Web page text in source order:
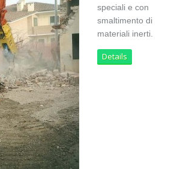
speciali e con
smaltimento di
materiali inerti.
Details